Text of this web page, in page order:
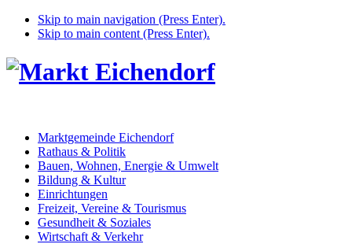
Skip to main navigation (Press Enter).
Skip to main content (Press Enter).
Marktgemeinde Eichendorf
Rathaus & Politik
Bauen, Wohnen, Energie & Umwelt
Bildung & Kultur
Einrichtungen
Freizeit, Vereine & Tourismus
Gesundheit & Soziales
Wirtschaft & Verkehr